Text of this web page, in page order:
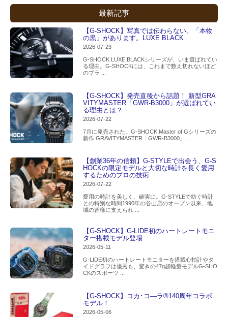
最新記事
【G-SHOCK】写真では伝わらない、「本物
の黒」があります。LUXE BLACK
2026-07-23
G-SHOCK LUXE BLACKシリーズが、いま選ばれてい
る理由。G-SHOCKには、これまで数え切れないほど
のブラ ...
【G-SHOCK】発売直後から話題！ 新型GRA
VITYMASTER「GWR-B3000」が選ばれてい
る理由とは？
2026-07-22
7月に発売された、G-SHOCK Master of Gシリーズの
新作 GRAVITYMASTER「GWR-B3000」 ...
【創業36年の信頼】G-STYLEで出会う、G-S
HOCKの限定モデルと大切な時計を長く愛用
するためのプロの技術
2026-07-22
愛用の時計を美しく、確実に。G-STYLEで紡ぐ時計
との特別な時間1990年の谷山店のオープン以来、地
域の皆様に支えられ ...
【G-SHOCK】G-LIDE初のハートレートモニ
ター搭載モデル登場
2026-05-11
G-LIDE初のハートレートモニターを搭載心拍計やタ
イドグラフは優秀も、驚きの47g超軽量モデルG-SHO
CKのスポーツ ...
【G-SHOCK】コカ･コ―ラ®140周年コラボ
モデル！
2026-05-06